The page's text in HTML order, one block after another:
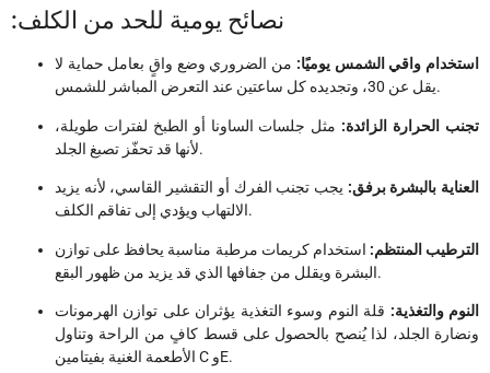
:نصائح يومية للحد من الكلف
استخدام واقي الشمس يوميًا: من الضروري وضع واقٍ بعامل حماية لا
يقل عن 30، وتجديده كل ساعتين عند التعرض المباشر للشمس.
تجنب الحرارة الزائدة: مثل جلسات الساونا أو الطبخ لفترات طويلة،
لأنها قد تحفّز تصبغ الجلد.
العناية بالبشرة برفق: يجب تجنب الفرك أو التقشير القاسي، لأنه يزيد
الالتهاب ويؤدي إلى تفاقم الكلف.
الترطيب المنتظم: استخدام كريمات مرطبة مناسبة يحافظ على توازن
البشرة ويقلل من جفافها الذي قد يزيد من ظهور البقع.
النوم والتغذية: قلة النوم وسوء التغذية يؤثران على توازن الهرمونات
ونضارة الجلد، لذا يُنصح بالحصول على قسط كافٍ من الراحة وتناول
الأطعمة الغنية بفيتامين C وE.